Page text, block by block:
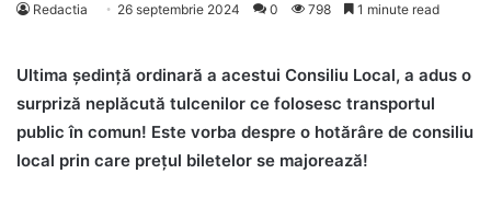
Redactia 26 septembrie 2024 0 798 1 minute read
Ultima ședință ordinară a acestui Consiliu Local, a adus o
surpriză neplăcută tulcenilor ce folosesc transportul
public în comun! Este vorba despre o hotărâre de consiliu
local prin care prețul biletelor se majorează!